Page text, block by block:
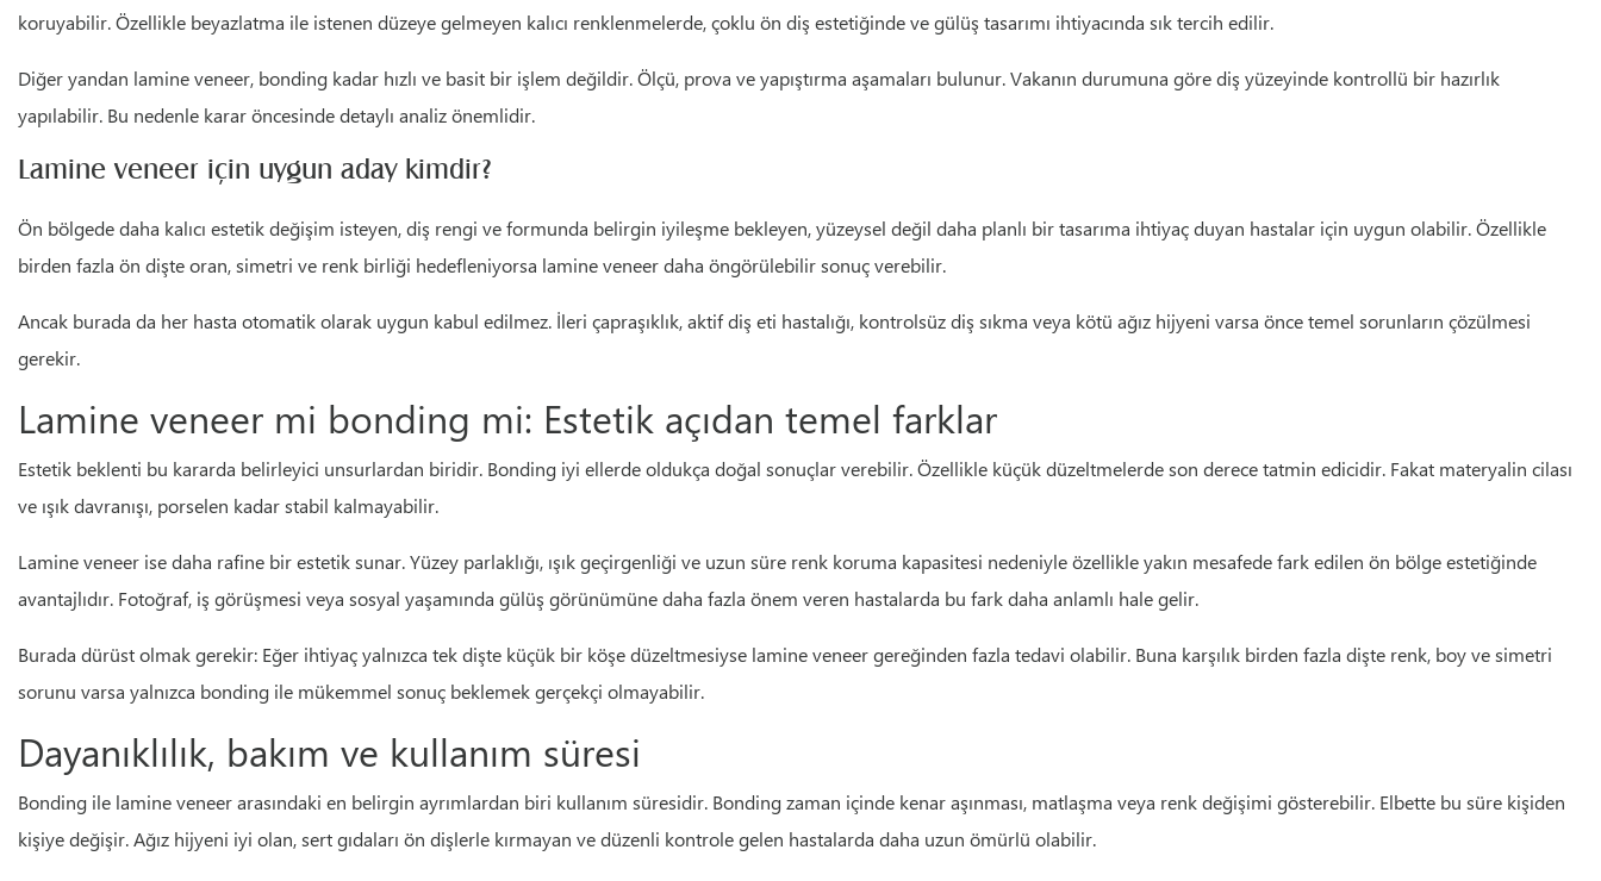
koruyabilir. Özellikle beyazlatma ile istenen düzeye gelmeyen kalıcı renklenmelerde, çoklu ön diş estetiğinde ve gülüş tasarımı ihtiyacında sık tercih edilir.
Diğer yandan lamine veneer, bonding kadar hızlı ve basit bir işlem değildir. Ölçü, prova ve yapıştırma aşamaları bulunur. Vakanın durumuna göre diş yüzeyinde kontrollü bir hazırlık
yapılabilir. Bu nedenle karar öncesinde detaylı analiz önemlidir.
Lamine veneer için uygun aday kimdir?
Ön bölgede daha kalıcı estetik değişim isteyen, diş rengi ve formunda belirgin iyileşme bekleyen, yüzeysel değil daha planlı bir tasarıma ihtiyaç duyan hastalar için uygun olabilir. Özellikle
birden fazla ön dişte oran, simetri ve renk birliği hedefleniyorsa lamine veneer daha öngörülebilir sonuç verebilir.
Ancak burada da her hasta otomatik olarak uygun kabul edilmez. İleri çapraşıklık, aktif diş eti hastalığı, kontrolsüz diş sıkma veya kötü ağız hijyeni varsa önce temel sorunların çözülmesi
gerekir.
Lamine veneer mi bonding mi: Estetik açıdan temel farklar
Estetik beklenti bu kararda belirleyici unsurlardan biridir. Bonding iyi ellerde oldukça doğal sonuçlar verebilir. Özellikle küçük düzeltmelerde son derece tatmin edicidir. Fakat materyalin cilası
ve ışık davranışı, porselen kadar stabil kalmayabilir.
Lamine veneer ise daha rafine bir estetik sunar. Yüzey parlaklığı, ışık geçirgenliği ve uzun süre renk koruma kapasitesi nedeniyle özellikle yakın mesafede fark edilen ön bölge estetiğinde
avantajlıdır. Fotoğraf, iş görüşmesi veya sosyal yaşamında gülüş görünümüne daha fazla önem veren hastalarda bu fark daha anlamlı hale gelir.
Burada dürüst olmak gerekir: Eğer ihtiyaç yalnızca tek dişte küçük bir köşe düzeltmesiyse lamine veneer gereğinden fazla tedavi olabilir. Buna karşılık birden fazla dişte renk, boy ve simetri
sorunu varsa yalnızca bonding ile mükemmel sonuç beklemek gerçekçi olmayabilir.
Dayanıklılık, bakım ve kullanım süresi
Bonding ile lamine veneer arasındaki en belirgin ayrımlardan biri kullanım süresidir. Bonding zaman içinde kenar aşınması, matlaşma veya renk değişimi gösterebilir. Elbette bu süre kişiden
kişiye değişir. Ağız hijyeni iyi olan, sert gıdaları ön dişlerle kırmayan ve düzenli kontrole gelen hastalarda daha uzun ömürlü olabilir.